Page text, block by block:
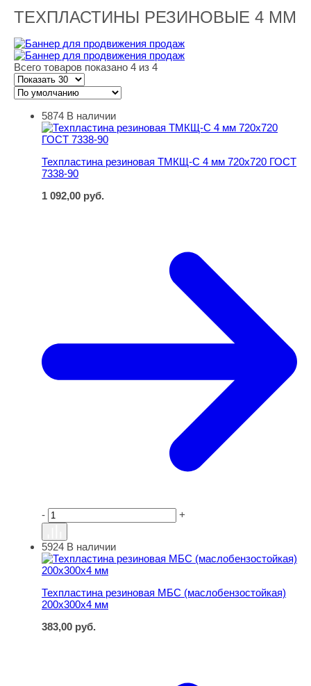
ТЕХПЛАСТИНЫ РЕЗИНОВЫЕ 4 ММ
Всего товаров показано 4 из 4
Техпластина резиновая ТМКЩ-С 4 мм 720х720 ГОСТ
5874 В наличии
Техпластина резиновая ТМКЩ-С 4 мм 720х720 ГОСТ
7338-90
1 092,00 руб.
- +
Техпластина резиновая МБС (маслобензостойкая)
5924 В наличии
Техпластина резиновая МБС (маслобензостойкая)
200х300х4 мм
383,00 руб.